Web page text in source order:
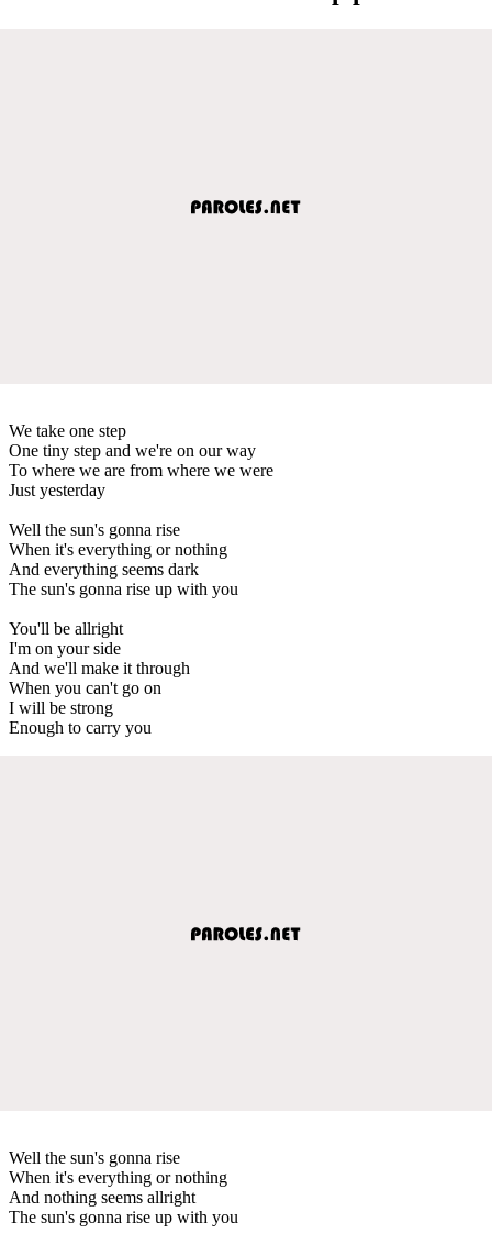
We take one step
One tiny step and we're on our way
To where we are from where we were
Just yesterday
Well the sun's gonna rise
When it's everything or nothing
And everything seems dark
The sun's gonna rise up with you
You'll be allright
I'm on your side
And we'll make it through
When you can't go on
I will be strong
Enough to carry you
Well the sun's gonna rise
When it's everything or nothing
And nothing seems allright
The sun's gonna rise up with you